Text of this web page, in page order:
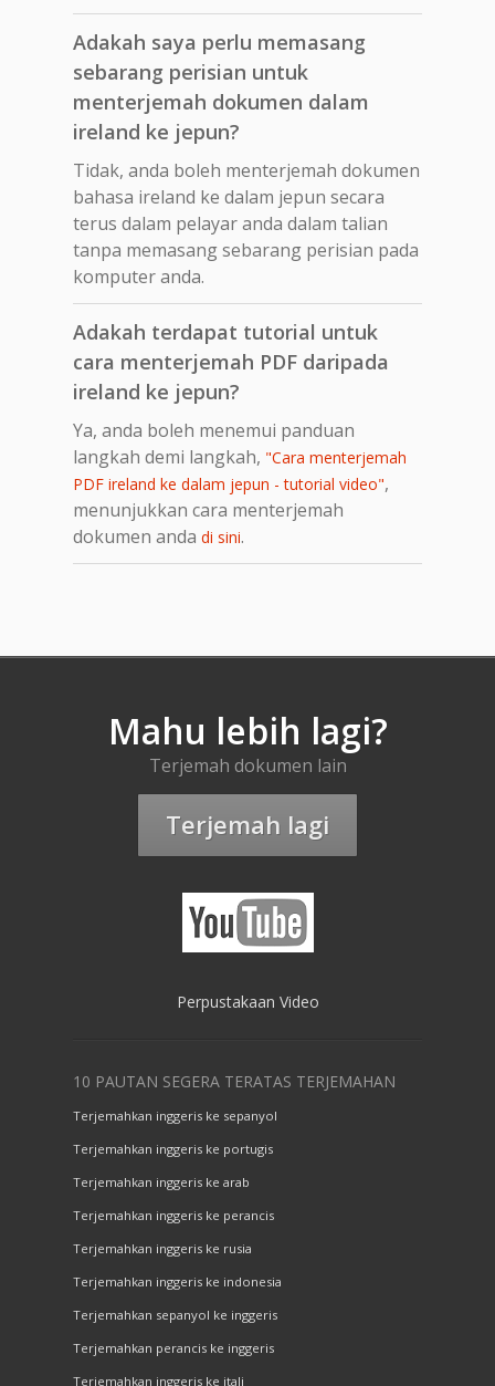
Adakah saya perlu memasang
sebarang perisian untuk
menterjemah dokumen dalam
ireland ke jepun?
Tidak, anda boleh menterjemah dokumen
bahasa ireland ke dalam jepun secara
terus dalam pelayar anda dalam talian
tanpa memasang sebarang perisian pada
komputer anda.
Adakah terdapat tutorial untuk
cara menterjemah PDF daripada
ireland ke jepun?
Ya, anda boleh menemui panduan
langkah demi langkah, "Cara menterjemah
PDF ireland ke dalam jepun - tutorial video",
menunjukkan cara menterjemah
dokumen anda di sini.
Mahu lebih lagi?
Terjemah dokumen lain
Terjemah lagi
Perpustakaan Video
10 PAUTAN SEGERA TERATAS TERJEMAHAN
Terjemahkan inggeris ke sepanyol
Terjemahkan inggeris ke portugis
Terjemahkan inggeris ke arab
Terjemahkan inggeris ke perancis
Terjemahkan inggeris ke rusia
Terjemahkan inggeris ke indonesia
Terjemahkan sepanyol ke inggeris
Terjemahkan perancis ke inggeris
Terjemahkan inggeris ke itali